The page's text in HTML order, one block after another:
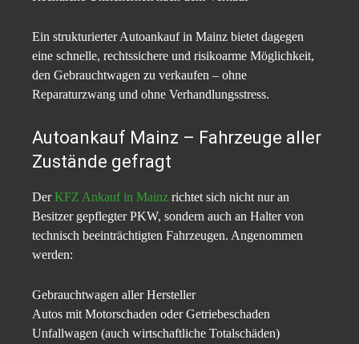
Ein strukturierter Autoankauf in Mainz bietet dagegen
eine schnelle, rechtssichere und risikoarme Möglichkeit,
den Gebrauchtwagen zu verkaufen – ohne
Reparaturzwang und ohne Verhandlungsstress.
Autoankauf Mainz – Fahrzeuge aller
Zustände gefragt
DerKFZ Ankauf in Mainz richtet sich nicht nur an
Besitzer gepflegter PKW, sondern auch an Halter von
technisch beeinträchtigten Fahrzeugen. Angenommen
werden:
Gebrauchtwagen aller Hersteller
Autos mit Motorschaden oder Getriebeschaden
Unfallwagen (auch wirtschaftliche Totalschäden)